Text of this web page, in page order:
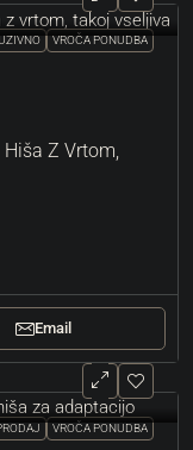
VROČA PONUDBA
Z Vrtom,
Email
VROČA PONUDBA